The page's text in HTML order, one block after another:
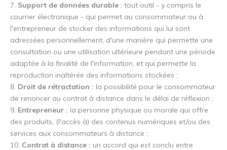
7. Support de données durable : tout outil - y compris le
courrier électronique - qui permet au consommateur ou à
l'entrepreneur de stocker des informations qui lui sont
adressées personnellement, d'une manière qui permette une
consultation ou une utilisation ultérieure pendant une période
adaptée à la finalité de l'information, et qui permette la
reproduction inaltérée des informations stockées ;
8. Droit de rétractation : la possibilité pour le consommateur
de renoncer au contrat à distance dans le délai de réflexion ;
9. Entrepreneur : la personne physique ou morale qui offre
des produits, (l'accès à) des contenus numériques et/ou des
services aux consommateurs à distance ;
10. Contrat à distance : un accord qui est conclu entre